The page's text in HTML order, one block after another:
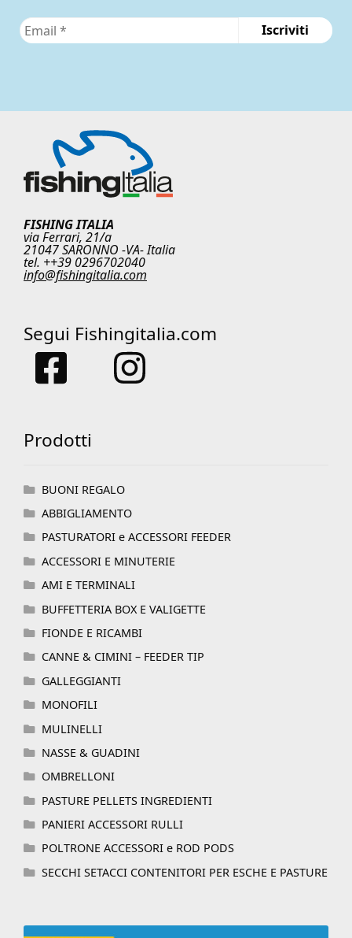
FISHING ITALIA
via Ferrari, 21/a
21047 SARONNO -VA- Italia
tel. ++39 0296702040
info@fishingitalia.com
Segui Fishingitalia.com
Prodotti
BUONI REGALO
ABBIGLIAMENTO
PASTURATORI e ACCESSORI FEEDER
ACCESSORI E MINUTERIE
AMI E TERMINALI
BUFFETTERIA BOX E VALIGETTE
FIONDE E RICAMBI
CANNE & CIMINI – FEEDER TIP
GALLEGGIANTI
MONOFILI
MULINELLI
NASSE & GUADINI
OMBRELLONI
PASTURE PELLETS INGREDIENTI
PANIERI ACCESSORI RULLI
POLTRONE ACCESSORI e ROD PODS
SECCHI SETACCI CONTENITORI PER ESCHE E PASTURE